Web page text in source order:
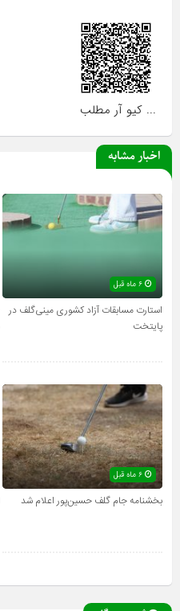
... کیو آر مطلب
اخبار مشابه
۶ ماه قبل
استارت مسابقات آزاد کشوری مینی‌گلف در
پایتخت
۶ ماه قبل
بخشنامه جام گلف حسین‌پور اعلام شد